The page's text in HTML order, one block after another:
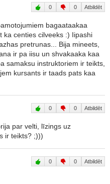
0 0 Atbildēt
bagaataakaa
ka centies cilveeks :) Iipashi
pretrunas... Bija mineets,
ir pa iisu un shvakaaka kaa
samaksu instruktoriem ir teikts,
kursants ir taads pats kaa
0 0 Atbildēt
par velti, līzings uz
ir teikts? ;)))
0 0 Atbildēt